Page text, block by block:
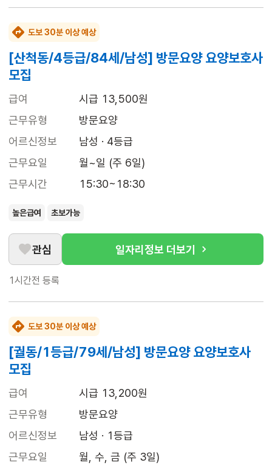
도보 30분 이상 예상
[산척동/4등급/84세/남성] 방문요양 요양보호사
모집
급여
시급 13,500원
근무유형
방문요양
어르신정보
남성 · 4등급
근무요일
월~일 (주 6일)
근무시간
15:30~18:30
높은급여 초보가능
관심 일자리정보 더보기
1시간전 등록
도보 30분 이상 예상
[궐동/1등급/79세/남성] 방문요양 요양보호사
모집
급여
시급 13,200원
근무유형
방문요양
어르신정보
남성 · 1등급
근무요일
월, 수, 금 (주 3일)